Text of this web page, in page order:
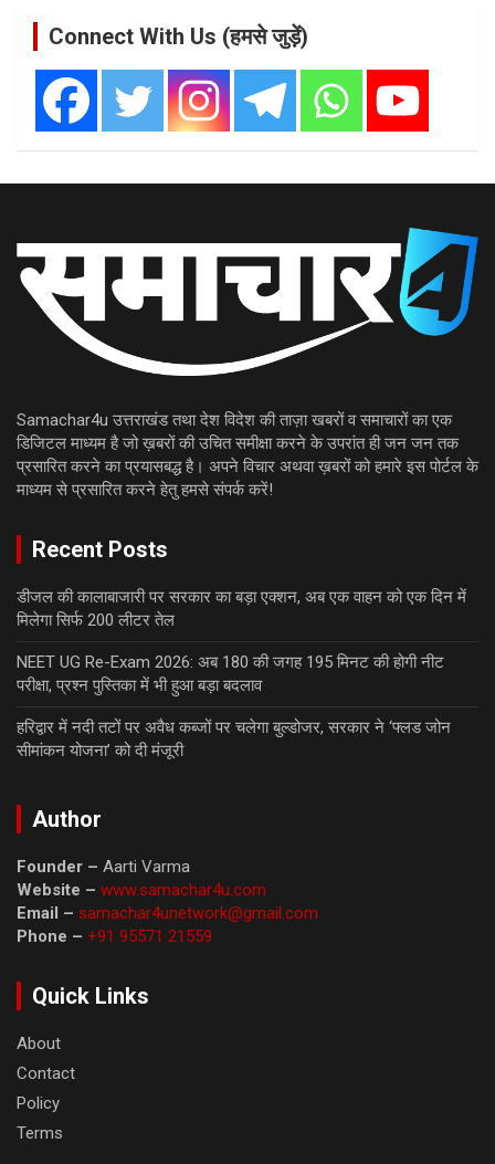
Connect With Us (हमसे जुड़ें)
Samachar4u उत्तराखंड तथा देश विदेश की ताज़ा खबरों व समाचारों का एक
डिजिटल माध्यम है जो ख़बरों की उचित समीक्षा करने के उपरांत ही जन जन तक
प्रसारित करने का प्रयासबद्ध है। अपने विचार अथवा ख़बरों को हमारे इस पोर्टल के
माध्यम से प्रसारित करने हेतु हमसे संपर्क करें!
Recent Posts
डीजल की कालाबाजारी पर सरकार का बड़ा एक्शन, अब एक वाहन को एक दिन में
मिलेगा सिर्फ 200 लीटर तेल
NEET UG Re-Exam 2026: अब 180 की जगह 195 मिनट की होगी नीट
परीक्षा, प्रश्न पुस्तिका में भी हुआ बड़ा बदलाव
हरिद्वार में नदी तटों पर अवैध कब्जों पर चलेगा बुल्डोजर, सरकार ने ‘फ्लड जोन
सीमांकन योजना’ को दी मंजूरी
Author
Founder – Aarti Varma
Website – www.samachar4u.com
Email – samachar4unetwork@gmail.com
Phone – +91 95571 21559
Quick Links
About
Contact
Policy
Terms